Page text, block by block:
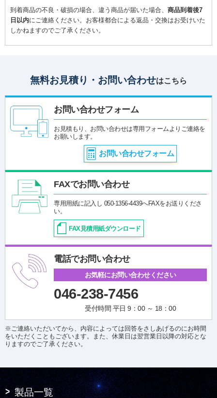
到着商品の不良・破損の場合、違う商品が届いた場合、 商品到着後7
日以内にご連絡ください。お客様都合による返品・交換はお受けいた
しかねますのでご了承ください。
無料お見積り・お問い合わせはこちら
お問い合わせフォーム
お見積もり、お問い合わせは専用フォームよりご連絡を
お願いします。
お問い合わせフォーム
FAXでお問い合わせ
専用用紙に記入し 050-1356-4439へFAXをお送りくださ
い。
FAX見積用紙ダウンロード
電話でお問い合わせ
お気軽にお問い合わせください
046-238-7456
受付時間 平日 9：00 ～ 18：00
※ご連絡いただいてから、内容によっては回答をさしあげるのにお時間
をいただくこともございます。また、休業日は翌営業日以降の対応とな
りますのでご了承ください。
製品一覧